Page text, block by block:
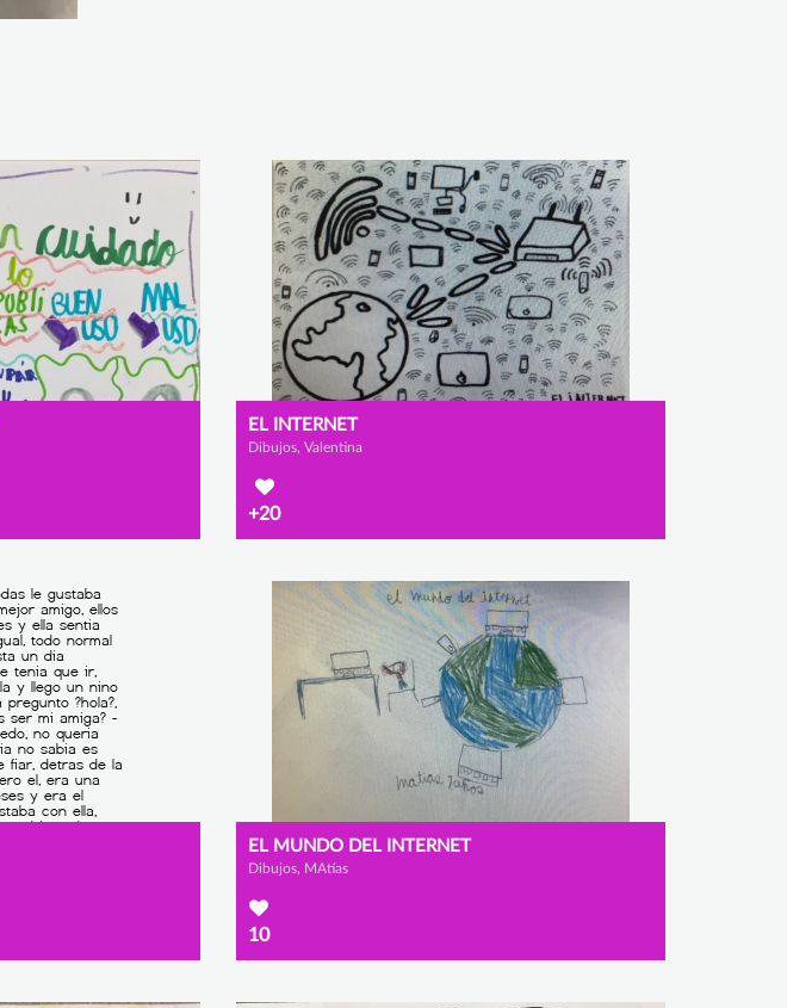
EL INTERNET
Dibujos, Valentina
+20
EL MUNDO DEL INTERNET
Dibujos, MAtías
10